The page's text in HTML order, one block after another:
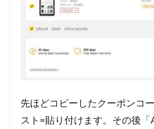
先ほどコピーしたクーポンコ
スト=貼り付けます。その後